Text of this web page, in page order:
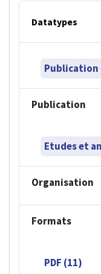
Datatypes
Publication
Publication
Etudes et
Organisation
Formats
PDF (11)